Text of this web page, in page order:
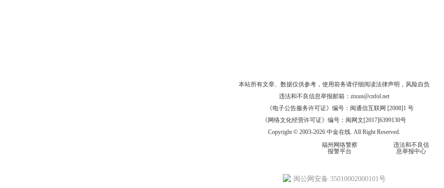
本站所有文章、数据仅供参考，使用前务请仔细阅读法律声明 ，风险自负
违法和不良信息举报邮箱： zixun@cnfol.net
《电子公告服务许可证》编号：闽通信互联网 [2008]1 号
《网络文化经营许可证》编号：闽网文[2017]6399130号
Copyright © 2003-2026 中金在线. All Right Reserved.
福州网络警察
报警平台
违法和不良信
息举报中心
闽公网安备 35010002000101号